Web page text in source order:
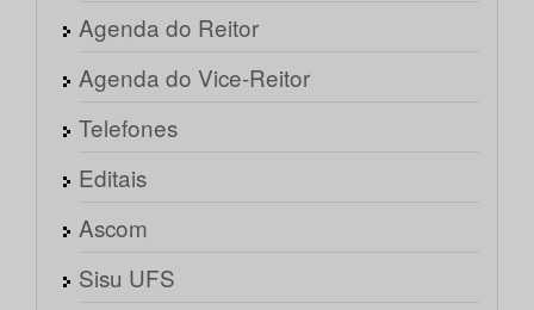
Agenda do Reitor
Agenda do Vice-Reitor
Telefones
Editais
Ascom
Sisu UFS